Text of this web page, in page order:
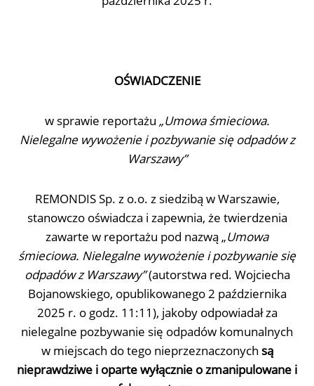
OŚWIADCZENIE
w sprawie reportażu „Umowa śmieciowa.
Nielegalne wywożenie i pozbywanie się odpadów z
Warszawy”
REMONDIS Sp. z o.o. z siedzibą w Warszawie,
stanowczo oświadcza i zapewnia, że twierdzenia
zawarte w reportażu pod nazwą „Umowa
śmieciowa. Nielegalne wywożenie i pozbywanie się
odpadów z Warszawy”(autorstwa red. Wojciecha
Bojanowskiego, opublikowanego 2 października
2025 r. o godz. 11:11), jakoby odpowiadał za
nielegalne pozbywanie się odpadów komunalnych
w miejscach do tego nieprzeznaczonych są
nieprawdziwe i oparte wyłącznie o zmanipulowane i